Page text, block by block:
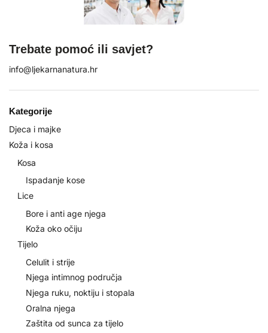
Trebate pomoć ili savjet?
info@ljekarnanatura.hr
Kategorije
Djeca i majke
Koža i kosa
Kosa
Ispadanje kose
Lice
Bore i anti age njega
Koža oko očiju
Tijelo
Celulit i strije
Njega intimnog područja
Njega ruku, noktiju i stopala
Oralna njega
Zaštita od sunca za tijelo